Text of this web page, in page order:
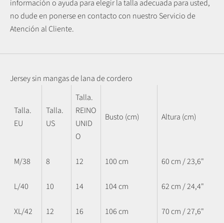
información o ayuda para elegir la talla adecuada para usted,
no dude en ponerse en contacto con nuestro Servicio de
Atención al Cliente.
Jersey sin mangas de lana de cordero
Talla.
EU
Talla.
US
Talla.
REINO
UNID
O
Busto (cm) Altura (cm)
M/38 8 12 100 cm 60 cm / 23,6"
L/40 10 14 104 cm 62 cm / 24,4"
XL/42 12 16 106 cm 70 cm / 27,6"